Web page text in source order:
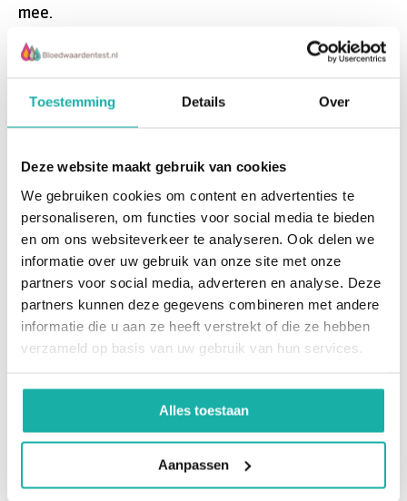
Toestemming Details Over
Deze website maakt gebruik van cookies
We gebruiken cookies om content en advertenties te
personaliseren, om functies voor social media te bieden
en om ons websiteverkeer te analyseren. Ook delen we
informatie over uw gebruik van onze site met onze
partners voor social media, adverteren en analyse. Deze
partners kunnen deze gegevens combineren met andere
informatie die u aan ze heeft verstrekt of die ze hebben
verzameld op basis van uw gebruik van hun services.
Alles toestaan
Aanpassen
mee.
Stel je bloedonderzoek samen
Plaats bestellingGeef in het opmerkingenveld (laatste
stap van de checkout) aan dat je de bloedafname bij
DC Klinieken wilt laten uitvoeren.
Ontvang thuis je testkit
met alle benodigde
Ga naar een van onze prikposten in Amsterdam
laat je bloed afnemen.
Stuur de buisjes opGebruik de bijgeleverde medische
envelop om je bloedmonster naar het lab te sturen.
Ontvang snel en betrouwbaar je uitslagper e-mail.